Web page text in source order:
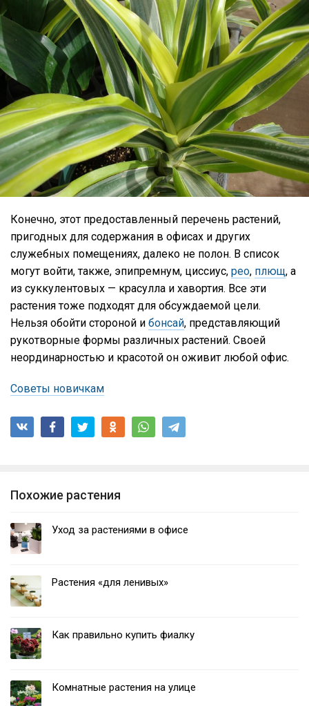
Конечно, этот предоставленный перечень растений,
пригодных для содержания в офисах и других
служебных помещениях, далеко не полон. В список
могут войти, также, эпипремнум, циссиус, рео, плющ, а
из суккулентовых — красулла и хавортия. Все эти
растения тоже подходят для обсуждаемой цели.
Нельзя обойти стороной и бонсай, представляющий
рукотворные формы различных растений. Своей
неординарностью и красотой он оживит любой офис.
Советы новичкам
Похожие растения
Уход за растениями в офисе
Растения «для ленивых»
Как правильно купить фиалку
Комнатные растения на улице